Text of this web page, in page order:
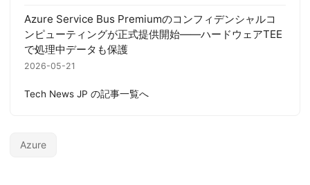
Azure Service Bus Premiumのコンフィデンシャルコ
ンピューティングが正式提供開始——ハードウェアTEE
で処理中データも保護
2026-05-21
Tech News JP の記事一覧へ
Azure